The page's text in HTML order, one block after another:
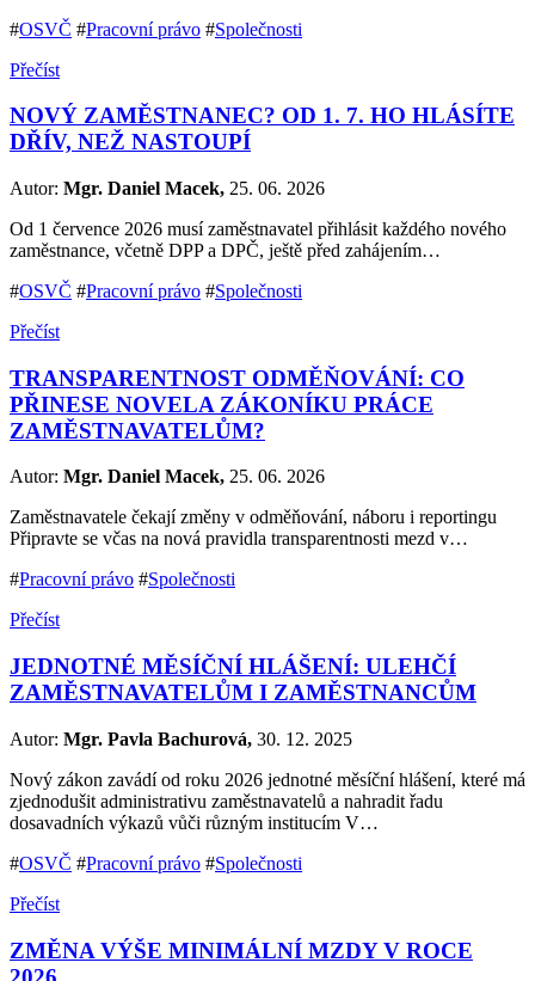
#OSVČ #Pracovní právo #Společnosti
Přečíst
NOVÝ ZAMĚSTNANEC? OD 1. 7. HO HLÁSÍTE
DŘÍV, NEŽ NASTOUPÍ
Autor: Mgr. Daniel Macek, 25. 06. 2026
Od 1 července 2026 musí zaměstnavatel přihlásit každého nového
zaměstnance, včetně DPP a DPČ, ještě před zahájením…
#OSVČ #Pracovní právo #Společnosti
Přečíst
TRANSPARENTNOST ODMĚŇOVÁNÍ: CO
PŘINESE NOVELA ZÁKONÍKU PRÁCE
ZAMĚSTNAVATELŮM?
Autor: Mgr. Daniel Macek, 25. 06. 2026
Zaměstnavatele čekají změny v odměňování, náboru i reportingu
Připravte se včas na nová pravidla transparentnosti mezd v…
#Pracovní právo #Společnosti
Přečíst
JEDNOTNÉ MĚSÍČNÍ HLÁŠENÍ: ULEHČÍ
ZAMĚSTNAVATELŮM I ZAMĚSTNANCŮM
Autor: Mgr. Pavla Bachurová, 30. 12. 2025
Nový zákon zavádí od roku 2026 jednotné měsíční hlášení, které má
zjednodušit administrativu zaměstnavatelů a nahradit řadu
dosavadních výkazů vůči různým institucím V…
#OSVČ #Pracovní právo #Společnosti
Přečíst
ZMĚNA VÝŠE MINIMÁLNÍ MZDY V ROCE